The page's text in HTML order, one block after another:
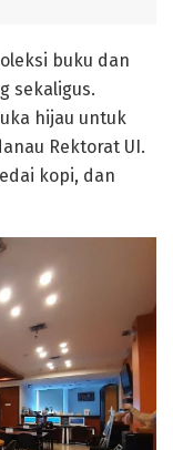
buku dan
sekaligus.
hijau untuk
Rektorat UI.
kopi, dan